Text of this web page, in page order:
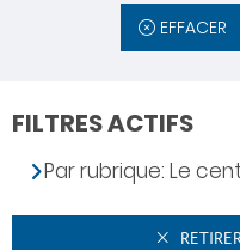
EFFACER
FILTRES ACTIFS
Par rubrique: Le